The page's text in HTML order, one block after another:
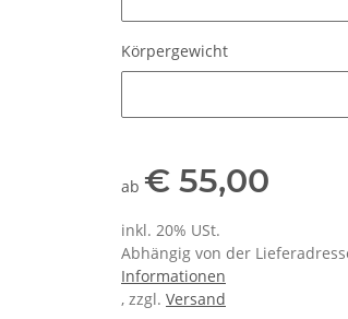
Körpergewicht
ab € 55,00
inkl. 20% USt.
Abhängig von der
Informationen
, zzgl. Versand